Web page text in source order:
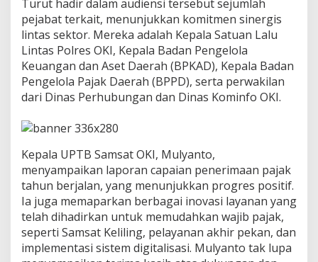
p
t
i
m
a
l
s
s
i
a
m
s
a
,
G
e
Turut hadir dalam audiensi tersebut sejumlah
pejabat terkait, menunjukkan komitmen sinergis
lintas sektor. Mereka adalah Kepala Satuan Lalu
Lintas Polres OKI, Kepala Badan Pengelola
Keuangan dan Aset Daerah (BPKAD), Kepala Badan
Pengelola Pajak Daerah (BPPD), serta perwakilan
dari Dinas Perhubungan dan Dinas Kominfo OKI.
Kepala UPTB Samsat OKI, Mulyanto,
menyampaikan laporan capaian penerimaan pajak
tahun berjalan, yang menunjukkan progres positif.
Ia juga memaparkan berbagai inovasi layanan yang
telah dihadirkan untuk memudahkan wajib pajak,
seperti Samsat Keliling, pelayanan akhir pekan, dan
implementasi sistem digitalisasi. Mulyanto tak lupa